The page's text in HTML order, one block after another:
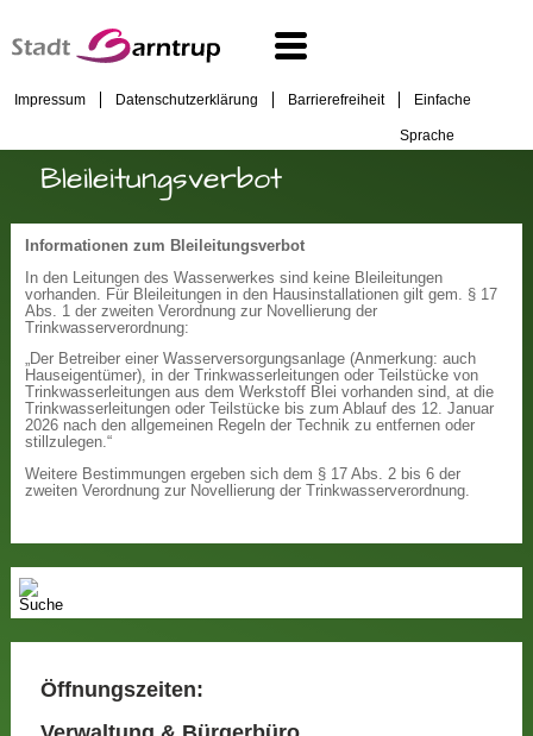
Impressum Datenschutzerklärung Barrierefreiheit Einfache
Sprache
Bleileitungsverbot
Informationen zum Bleileitungsverbot
In den Leitungen des Wasserwerkes sind keine Bleileitungen
vorhanden. Für Bleileitungen in den Hausinstallationen gilt gem. § 17
Abs. 1 der zweiten Verordnung zur Novellierung der
Trinkwasserverordnung:
„Der Betreiber einer Wasserversorgungsanlage (Anmerkung: auch
Hauseigentümer), in der Trinkwasserleitungen oder Teilstücke von
Trinkwasserleitungen aus dem Werkstoff Blei vorhanden sind, at die
Trinkwasserleitungen oder Teilstücke bis zum Ablauf des 12. Januar
2026 nach den allgemeinen Regeln der Technik zu entfernen oder
stillzulegen.“
Weitere Bestimmungen ergeben sich dem § 17 Abs. 2 bis 6 der
zweiten Verordnung zur Novellierung der Trinkwasserverordnung.
Öffnungszeiten: